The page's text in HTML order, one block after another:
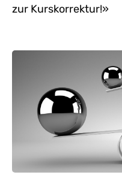
zur Kurskorrektur!»